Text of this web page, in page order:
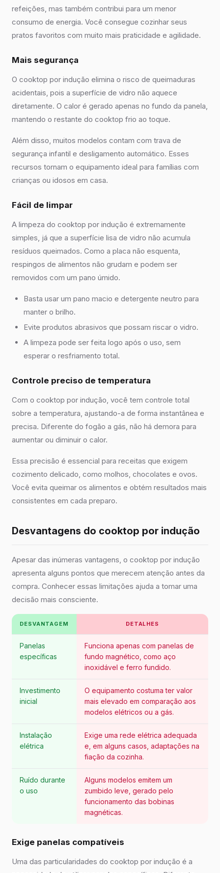
refeições, mas também contribui para um menor
consumo de energia. Você consegue cozinhar seus
pratos favoritos com muito mais praticidade e agilidade.
Mais segurança
O cooktop por indução elimina o risco de queimaduras
acidentais, pois a superfície de vidro não aquece
diretamente. O calor é gerado apenas no fundo da panela,
mantendo o restante do cooktop frio ao toque.
Além disso, muitos modelos contam com trava de
segurança infantil e desligamento automático. Esses
recursos tornam o equipamento ideal para famílias com
crianças ou idosos em casa.
Fácil de limpar
A limpeza do cooktop por indução é extremamente
simples, já que a superfície lisa de vidro não acumula
resíduos queimados. Como a placa não esquenta,
respingos de alimentos não grudam e podem ser
removidos com um pano úmido.
Basta usar um pano macio e detergente neutro para
manter o brilho.
Evite produtos abrasivos que possam riscar o vidro.
A limpeza pode ser feita logo após o uso, sem
esperar o resfriamento total.
Controle preciso de temperatura
Com o cooktop por indução, você tem controle total
sobre a temperatura, ajustando-a de forma instantânea e
precisa. Diferente do fogão a gás, não há demora para
aumentar ou diminuir o calor.
Essa precisão é essencial para receitas que exigem
cozimento delicado, como molhos, chocolates e ovos.
Você evita queimar os alimentos e obtém resultados mais
consistentes em cada preparo.
Desvantagens do cooktop por indução
Apesar das inúmeras vantagens, o cooktop por indução
apresenta alguns pontos que merecem atenção antes da
compra. Conhecer essas limitações ajuda a tomar uma
decisão mais consciente.
DESVANTAGEM DETALHES
Panelas
específicas
Funciona apenas com panelas de
fundo magnético, como aço
inoxidável e ferro fundido.
Investimento
inicial
O equipamento costuma ter valor
mais elevado em comparação aos
modelos elétricos ou a gás.
Instalação
elétrica
Exige uma rede elétrica adequada
e, em alguns casos, adaptações na
fiação da cozinha.
Ruído durante
o uso
Alguns modelos emitem um
zumbido leve, gerado pelo
funcionamento das bobinas
magnéticas.
Exige panelas compatíveis
Uma das particularidades do cooktop por indução é a